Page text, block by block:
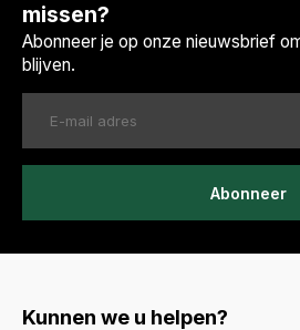
missen?
Abonneer je op onze nieuwsbrief
blijven.
Abonneer
Kunnen we u helpen?